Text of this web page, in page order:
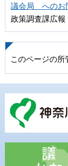
議会局 へのお
政策調査課広
このページの